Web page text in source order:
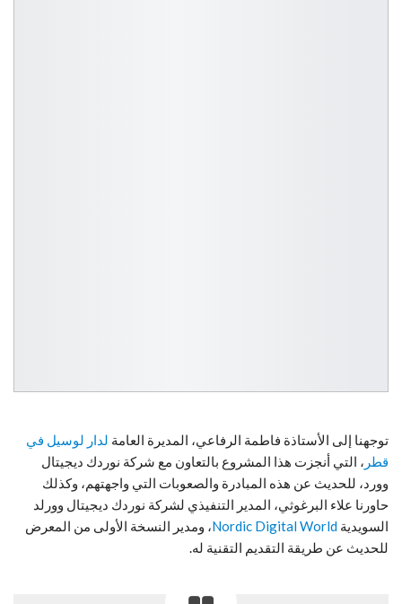
توجهنا إلى الأستاذة فاطمة الرفاعي، المديرة العامة لدار لوسيل في
قطر ، التي أنجزت هذا المشروع بالتعاون مع شركة نوردك ديجيتال
وورد، للحديث عن هذه المبادرة والصعوبات التي واجهتهم، وكذلك
حاورنا علاء البرغوثي، المدير التنفيذي لشركة نوردك ديجيتال وورلد
السويدية
Nordic DigitalWorld
، ومدير النسخة الأولى من المعرض
للحديث عن طريقة التقديم التقنية له.